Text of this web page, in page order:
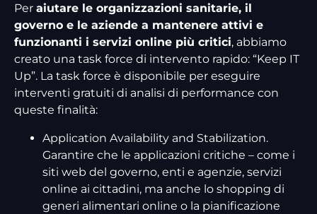
Per aiutare le organizzazioni sanitarie, il
governo e le aziende a mantenere attivi e
funzionanti i servizi online più critici, abbiamo
creato una task force di intervento rapido: “Keep IT
Up”. La task force è disponibile per eseguire
interventi gratuiti di analisi di performance con
queste finalità:
Application Availability and Stabilization.
Garantire che le applicazioni critiche – come i
siti web del governo, enti e agenzie, servizi
online ai cittadini, ma anche lo shopping di
generi alimentari online o la pianificazione